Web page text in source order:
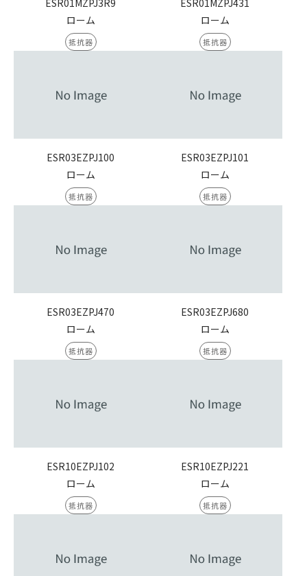
ローム
抵抗器
ローム
抵抗器
ESR03EZPJ100
ローム
抵抗器
ESR03EZPJ101
ローム
抵抗器
ESR03EZPJ470
ローム
抵抗器
ESR03EZPJ680
ローム
抵抗器
ESR10EZPJ102
ローム
抵抗器
ESR10EZPJ221
ローム
抵抗器